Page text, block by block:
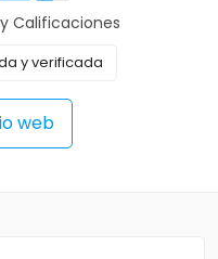
y Calificaciones
y verificada
web